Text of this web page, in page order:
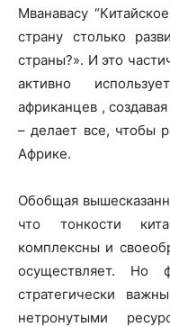
Мванавасу
страну столько
страны?». И это
активно
африканцев ,
– делает все, чтобы
Африке.
Обобщая
что тонкости
комплексны и
осуществляет.
стратегически
нетронутыми